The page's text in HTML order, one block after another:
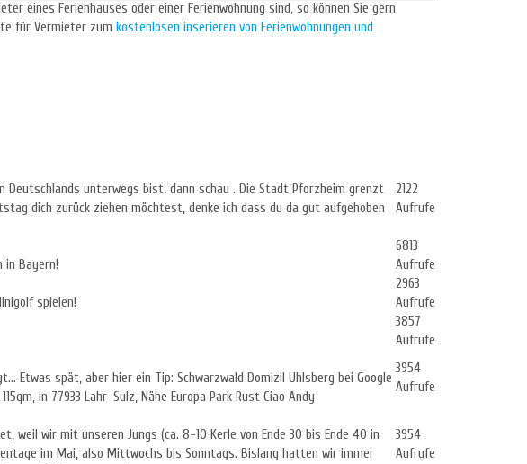
eines Ferienhauses oder einer Ferienwohnung sind, so können Sie gern
für Vermieter zum kostenlosen inserieren von Ferienwohnungen und
Deutschlands unterwegs bist, dann schau . Die Stadt Pforzheim grenzt
dich zurück ziehen möchtest, denke ich dass du da gut aufgehoben
2122
Aufrufe
in Bayern!
6813
Aufrufe
spielen!
2963
Aufrufe
3857
Aufrufe
Etwas spät, aber hier ein Tip: Schwarzwald Domizil Uhlsberg bei Google
in 77933 Lahr-Sulz, Nähe Europa Park Rust Ciao Andy
3954
Aufrufe
weil wir mit unseren Jungs (ca. 8-10 Kerle von Ende 30 bis Ende 40 in
im Mai, also Mittwochs bis Sonntags. Bislang hatten wir immer
3954
Aufrufe